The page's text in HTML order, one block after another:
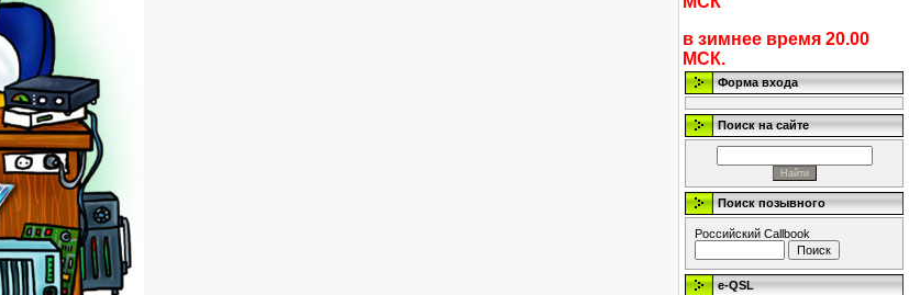
в зимнее время 20.00
МСК.
Форма входа
Поиск на сайте
Поиск позывного
Российский Callbook
e-QSL